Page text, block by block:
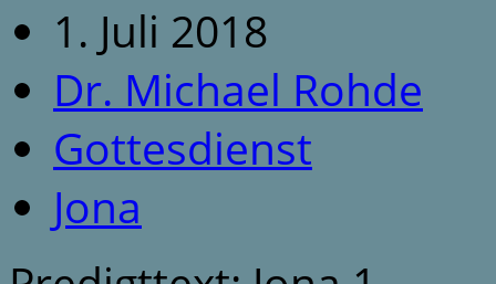
1. Juli 2018
Dr. Michael Rohde
Gottesdienst
Jona